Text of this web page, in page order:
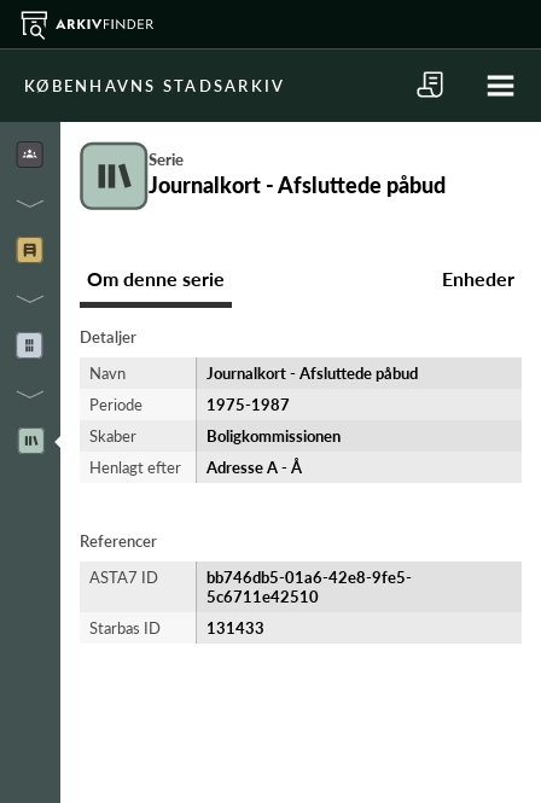
KØBENHAVNS STADSARKIV
Serie
Journalkort - Afsluttede påbud
Om denne serie Enheder
Detaljer
Navn
Journalkort - Afsluttede påbud
Periode
1975-​1987
Skaber
Boligkommissionen
Henlagt efter
Adresse A - Å
Referencer
ASTA7 ID
bb746db5-01a6-42e8-9fe5-
5c6711e42510
Starbas ID
131433